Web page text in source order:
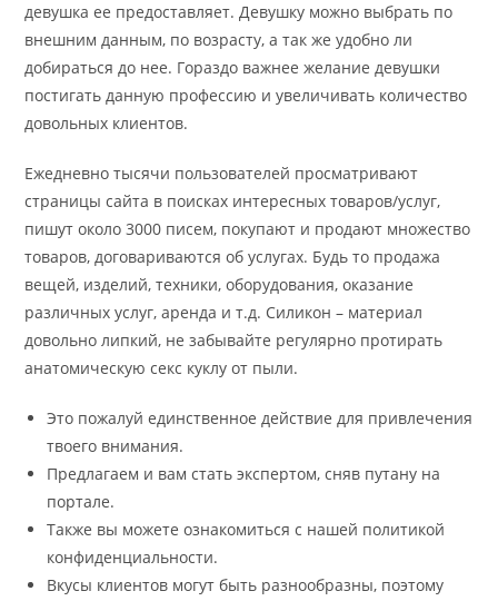
девушка ее предоставляет. Девушку можно выбрать по
внешним данным, по возрасту, а так же удобно ли
добираться до нее. Гораздо важнее желание девушки
постигать данную профессию и увеличивать количество
довольных клиентов.
Ежедневно тысячи пользователей просматривают
страницы сайта в поисках интересных товаров/услуг,
пишут около 3000 писем, покупают и продают множество
товаров, договариваются об услугах. Будь то продажа
вещей, изделий, техники, оборудования, оказание
различных услуг, аренда и т.д. Силикон – материал
довольно липкий, не забывайте регулярно протирать
анатомическую секс куклу от пыли.
Это пожалуй единственное действие для привлечения
твоего внимания.
Предлагаем и вам стать экспертом, сняв путану на
портале.
Также вы можете ознакомиться с нашей политикой
конфиденциальности.
Вкусы клиентов могут быть разнообразны, поэтому